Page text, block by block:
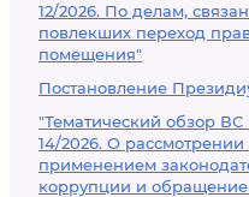
12/2026. По делам,
повлекших переход
помещения"
Постановление
"Тематический обзор
14/2026. О
применением
коррупции и